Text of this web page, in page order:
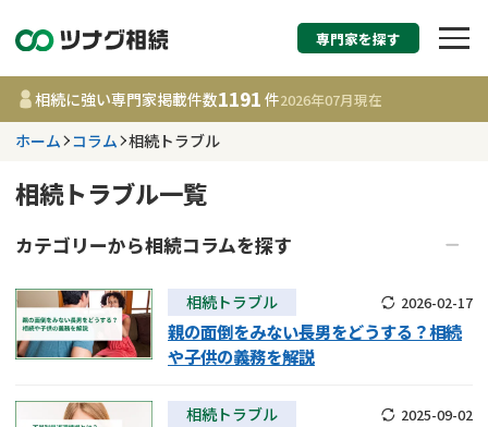
相続税申告・相続手
す
事務所
相談内容で探す
専門家を探す
相続に強い専門家掲載件数1191 件2026年07月現在
ホーム コラム 相続トラブル
相続トラブル一覧
カテゴリーから相続コラムを探す
相続手続き
相続放棄
遺言
生前贈与
家族信託・後見制度
不動産の相続
相続税・相続税申告
相続トラブル 2026-02-17
親の面倒をみない長男をどうする？相続
や子供の義務を解説
相続トラブル 2025-09-02